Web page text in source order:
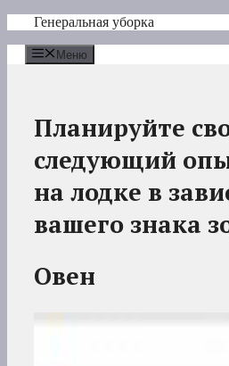
Перейти
содержимому
Генеральная уборка
Меню
Планируйте
следующий
на лодке в
вашего знака
Овен